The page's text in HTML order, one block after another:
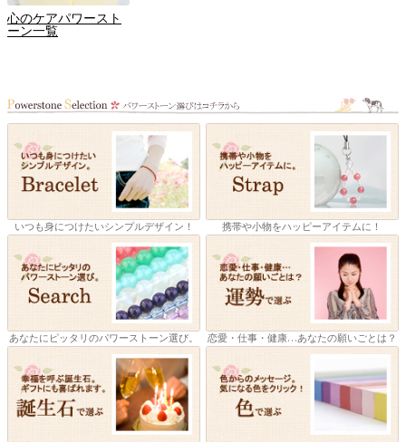
心のケアパワースト
ーン一覧
いつも身につけたいシンプルデザイン！ 携帯や小物をハッピーアイテムに！
あなたにピッタリのパワーストーン選び。 恋愛・仕事・健康…あなたの願いごとは？